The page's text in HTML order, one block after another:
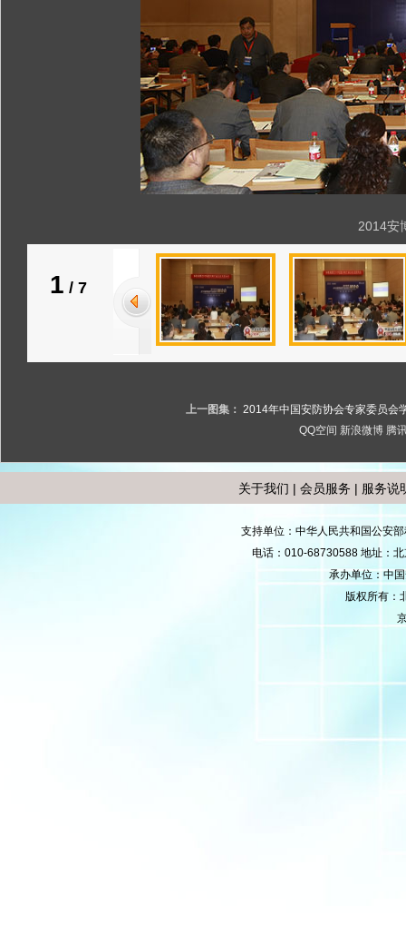
2014安
1 / 7
上一图集： 2014年中国安防协会专家委员会
QQ空间 新浪微博 腾
关于我们 | 会员服务 | 服务说
支持单位：中华人民共和国公安
电话：010-68730588 地址：
承办单位：中
版权所有：